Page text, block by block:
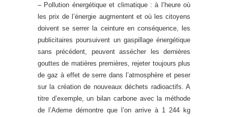
– Pollution énergétique et climatique : à l’heure où
les prix de l’énergie augmentent et où les citoyens
doivent se serrer la ceinture en conséquence, les
publicitaires poursuivent un gaspillage énergétique
sans précédent, peuvent assécher les dernières
gouttes de matières premières, rejeter toujours plus
de gaz à effet de serre dans l’atmosphère et peser
sur la création de nouveaux déchets radioactifs. A
titre d’exemple, un bilan carbone avec la méthode
de l’Ademe démontre que l’on arrive à 1 244 kg